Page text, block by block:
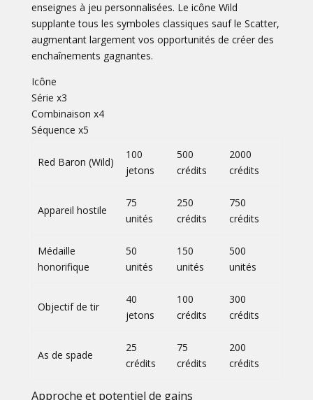
enseignes à jeu personnalisées. Le icône Wild
supplante tous les symboles classiques sauf le Scatter,
augmentant largement vos opportunités de créer des
enchaînements gagnantes.
Icône
Série x3
Combinaison x4
Séquence x5
Red Baron (Wild)
100
jetons
500
crédits
2000
crédits
Appareil hostile
75
unités
250
crédits
750
crédits
Médaille
honorifique
50
unités
150
unités
500
unités
Objectif de tir
40
jetons
100
crédits
300
crédits
As de spade
25
crédits
75
crédits
200
crédits
Approche et potentiel de gains